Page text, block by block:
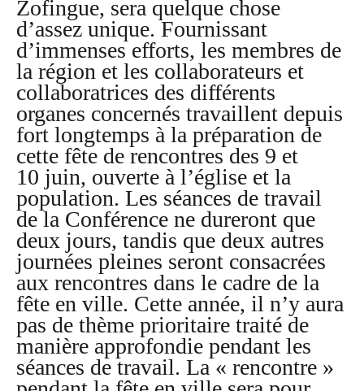
Zofingue, sera quelque chose
d’assez unique. Fournissant
d’immenses efforts, les membres de
la région et les collaborateurs et
collaboratrices des différents
organes concernés travaillent depuis
fort longtemps à la préparation de
cette fête de rencontres des 9 et
10 juin, ouverte à l’église et la
population. Les séances de travail
de la Conférence ne dureront que
deux jours, tandis que deux autres
journées pleines seront consacrées
aux rencontres dans le cadre de la
fête en ville. Cette année, il n’y aura
pas de thème prioritaire traité de
manière approfondie pendant les
séances de travail. La « rencontre »